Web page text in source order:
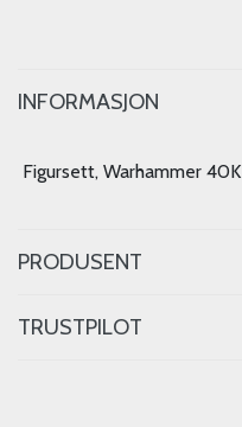
INFORMASJON
Figursett, Warhammer 40K
PRODUSENT
TRUSTPILOT